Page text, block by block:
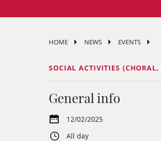
HOME NEWS EVENTS
SOCIAL ACTIVITIES
General info
12/02/2025
All day